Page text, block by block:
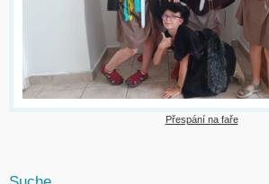
Přespání na faře